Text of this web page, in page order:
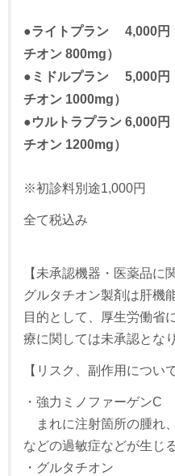
●ライトプラン 4,000円
チオン 800mg）
●ミドルプラン 5,000円
チオン 1000mg）
●ウルトラプラン 6,000
チオン 1200mg）
※初診料別途1,000円
全て税込み
【未承認機器・医薬品に
グルタチオン製剤は肝機
目的として、厚生労働省
療に関しては未承認とな
【リスク、副作用について
・強力ミノファーゲンC
まれに注射箇所の腫れ
などの過敏症などが生じ
・グルタチオン